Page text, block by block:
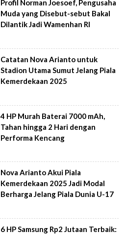
Profil Norman Joesoef, Pengusaha
Muda yang Disebut-sebut Bakal
Dilantik Jadi Wamenhan RI
Catatan Nova Arianto untuk
Stadion Utama Sumut Jelang Piala
Kemerdekaan 2025
4 HP Murah Baterai 7000 mAh,
Tahan hingga 2 Hari dengan
Performa Kencang
Nova Arianto Akui Piala
Kemerdekaan 2025 Jadi Modal
Berharga Jelang Piala Dunia U-17
6 HP Samsung Rp2 Jutaan Terbaik: